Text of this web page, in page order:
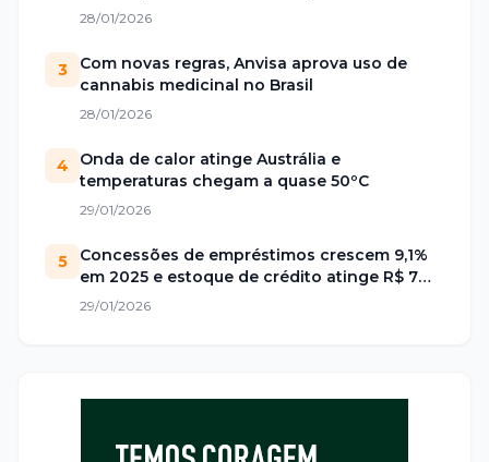
28/01/2026
3
Com novas regras, Anvisa aprova uso de
cannabis medicinal no Brasil
28/01/2026
4
Onda de calor atinge Austrália e
temperaturas chegam a quase 50ºC
29/01/2026
5
Concessões de empréstimos crescem 9,1%
em 2025 e estoque de crédito atinge R$ 7
trilhões no Brasil
29/01/2026